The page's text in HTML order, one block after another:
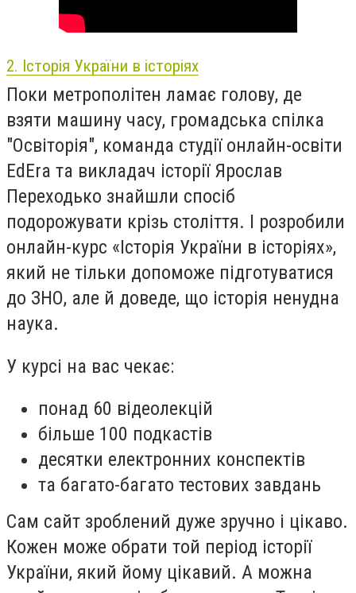
2. Історія України в історіях
Поки метрополітен ламає голову, де
взяти машину часу, громадська спілка
"Освіторія", команда студії онлайн-освіти
EdEra та викладач історії Ярослав
Переходько знайшли спосіб
подорожувати крізь століття. І розробили
онлайн-курс «Історія України в історіях»,
який не тільки допоможе підготуватися
до ЗНО, але й доведе, що історія ненудна
наука.
У курсі на вас чекає:
понад 60 відеолекцій
більше 100 подкастів
десятки електронних конспектів
та багато-багато тестових завдань
Сам сайт зроблений дуже зручно і цікаво.
Кожен може обрати той період історії
України, який йому цікавий. А можна